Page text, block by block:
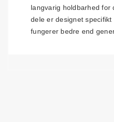
langvarig holdbarhed for
dele er designet
fungerer bedre end